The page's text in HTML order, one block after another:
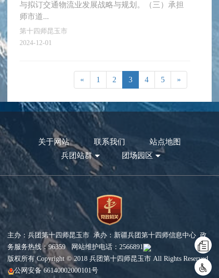
与拟订交通物流业发展战略与规划。（三）承担
师市道...
第十四师昆玉市
2024-12-01
« 1 2 3 4 5 »
关于网站 联系我们
站点地图
兵团站群
团场园区
主办：兵团第十四师昆玉市 承办：新疆兵团第十四师信息中心 政
务服务热线：96359 网站维护电话：2566891
版权所有 Copyright © 2018 兵团第十四师昆玉市 All Rights Reserved
公网安备 66140002000101号